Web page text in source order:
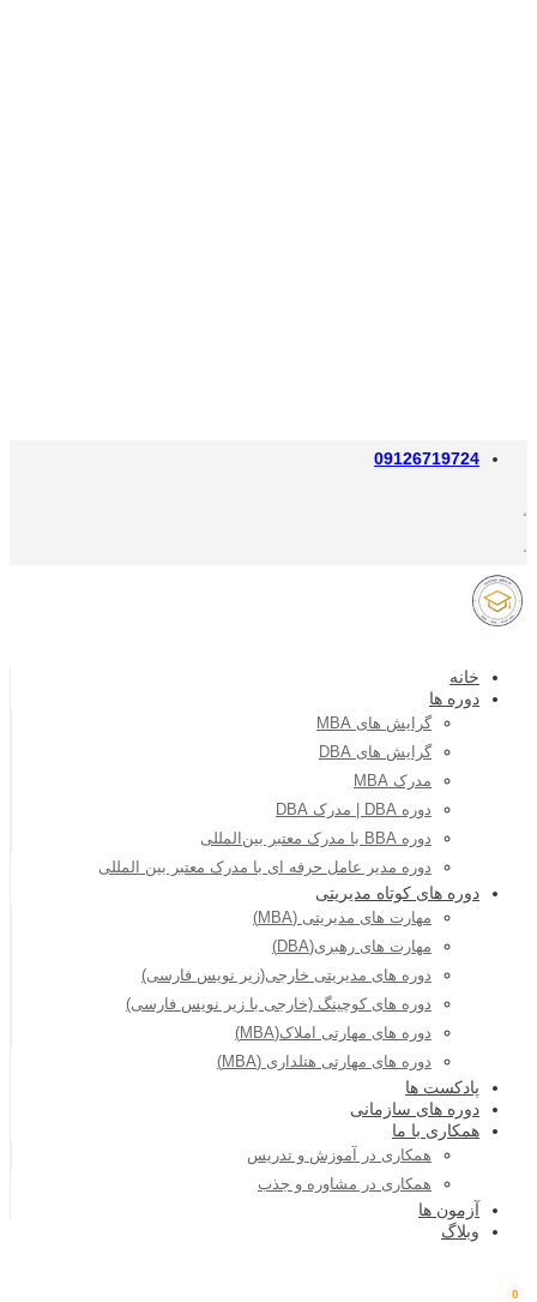
09126719724
خانه
دوره ها
گرایش های MBA
گرایش های DBA
مدرک MBA
دوره DBA | مدرک DBA
دوره BBA با مدرک معتبر بین‌المللی
دوره مدیر عامل حرفه ای با مدرک معتبر بین المللی
دوره های کوتاه مدیریتی
مهارت های مدیریتی (MBA)
مهارت های رهبری(DBA)
دوره های مدیریتی خارجی(زیر نویس فارسی)
دوره های کوچینگ (خارجی با زیر نویس فارسی)
دوره های مهارتی املاک(MBA)
دوره های مهارتی هتلداری (MBA)
پادکست ها
دوره های سازمانی
همکاری با ما
همکاری در آموزش و تدریس
همکاری در مشاوره و جذب
آزمون ها
وبلاگ
0